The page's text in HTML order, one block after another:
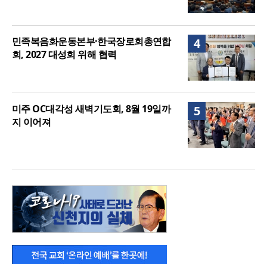
4
민족복음화운동본부·한국장로회총연합
회, 2027 대성회 위해 협력
5
미주 OC대각성 새벽기도회, 8월 19일까
지 이어져